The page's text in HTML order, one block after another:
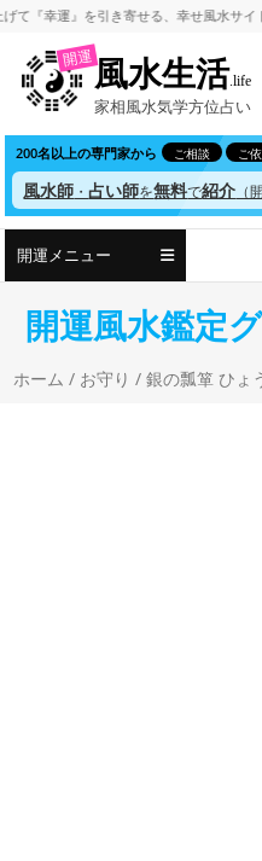
コ
ツ
へ
ス
ッ
運』を引き寄せる、幸せ風水サイト
開運風水生活.life
家相風水気学方位占い
200名以上の専門家から ご相談 ご
風水師 ・占い師を無料で紹介 （
開運メニュー
開運風水鑑定
ホーム / お守り / 銀の瓢箪 ひょうたん型 金